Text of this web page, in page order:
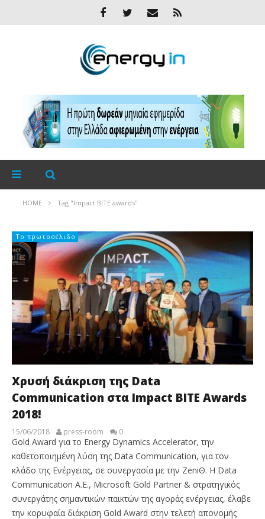
HOME Tag "Impact BITE awards"
Το πρωτοσέλιδο
Χρυσή διάκριση της Data
Communication στα Impact BITE Awards
2018!
15/06/2018 press-room 0
Gold Award για το Energy Dynamics Accelerator, την
καθετοποιημένη λύση της Data Communication, για τον
κλάδο της Ενέργειας, σε συνεργασία με την ZeniΘ. Η Data
Communication Α.Ε., Microsoft Gold Partner & στρατηγικός
συνεργάτης σημαντικών παικτών της αγοράς ενέργειας, έλαβε
την κορυφαία διάκριση Gold Award στην τελετή απονομής